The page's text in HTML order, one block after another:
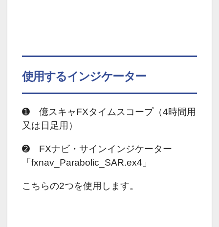
使用するインジケーター
➊ 億スキャFXタイムスコープ（4時間用
又は日足用）
➋ FXナビ・サインインジケーター
「fxnav_Parabolic_SAR.ex4」
こちらの2つを使用します。